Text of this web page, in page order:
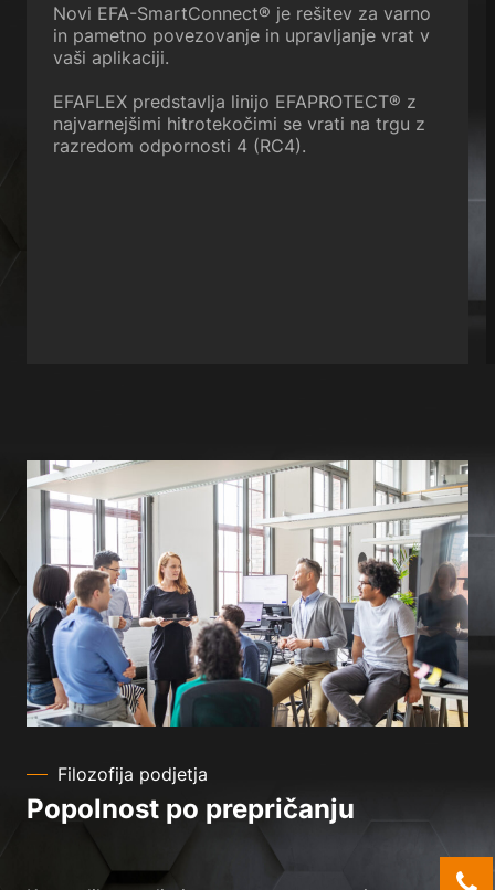
Novi EFA-SmartConnect® je rešitev za varno
in pametno povezovanje in upravljanje vrat v
vaši aplikaciji.
EFAFLEX predstavlja linijo EFAPROTECT® z
najvarnejšimi hitrotekočimi se vrati na trgu z
razredom odpornosti 4 (RC4).
Filozofija podjetja
Popolnost po prepričanju